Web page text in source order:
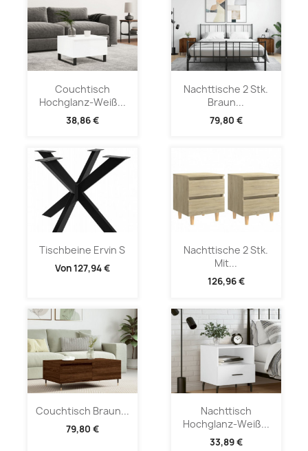
Couchtisch
Hochglanz-Weiß...
38,86 €
Nachttische 2 Stk.
Braun...
79,80 €
Tischbeine Ervin S
Von127,94 €
Nachttische 2 Stk.
Mit...
126,96 €
Couchtisch Braun...
79,80 €
Nachttisch
Hochglanz-Weiß...
33,89 €